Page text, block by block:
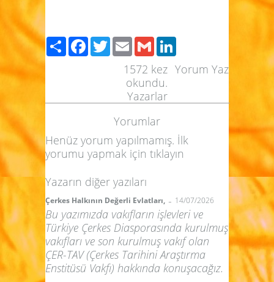
PaylaşFacebook
TwitterEmailGmail
Yorum Yaz
1572 kez
okundu.
Yazarlar
Yorumlar
Henüz yorum yapılmamış. İlk
yorumu yapmak için tıklayın
Yazarın diğer yazıları
Çerkes Halkının Değerli Evlatları, - 14/07/2026
Bu yazımızda vakıfların işlevleri ve
Türkiye Çerkes Diasporasında kurulmuş
vakıfları ve son kurulmuş vakıf olan
ÇER-TAV (Çerkes Tarihini Araştırma
Enstitüsü Vakfı) hakkında konuşacağız.